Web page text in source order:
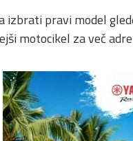
izbrati pravi model
motocikel za več